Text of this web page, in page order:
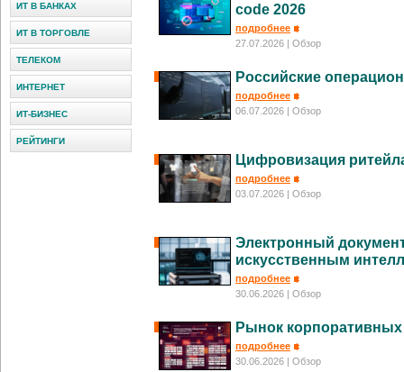
code 2026
подробнее
27.07.2026
| Обзор
Российские
подробнее
06.07.2026
| Обзор
Цифровизация
подробнее
03.07.2026
| Обзор
Электронный
искусственным
подробнее
30.06.2026
| Обзор
Рынок
подробнее
30.06.2026
| Обзор
ИТ В БАНКАХ
ИТ В ТОРГОВЛЕ
ТЕЛЕКОМ
ИНТЕРНЕТ
ИТ-БИЗНЕС
РЕЙТИНГИ